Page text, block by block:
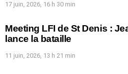
17 juin, 2026, 16 h 30 min
Meeting LFI de St Denis :
lance la bataille
11 juin, 2026, 13 h 21 min